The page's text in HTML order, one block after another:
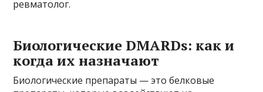
ревматолог.
Биологические DMARDs: как и
когда их назначают
Биологические препараты — это белковые